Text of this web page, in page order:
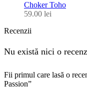
Choker Toho
59.00 lei
Recenzii
Nu există nici o
Fii primul care lasă o
Passion”